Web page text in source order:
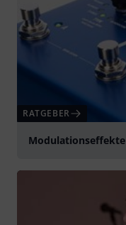
RATGEBER
Modulationseffekte